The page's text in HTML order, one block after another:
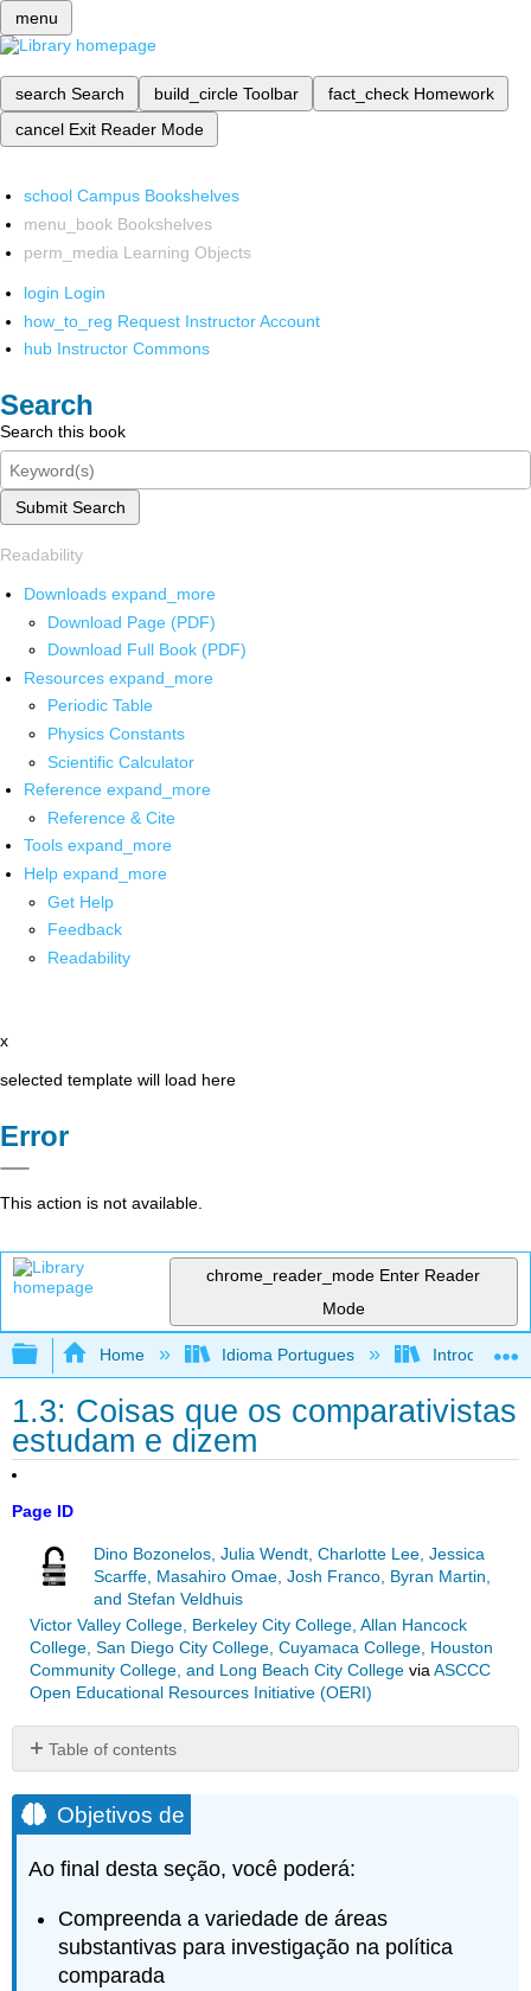
menu
search Search build_circle Toolbar fact_check Homework
cancel Exit Reader Mode
school Campus Bookshelves
menu_book Bookshelves
perm_media Learning Objects
login Login
how_to_reg Request Instructor Account
hub Instructor Commons
Search
Search this book
Submit Search
Readability
Downloads expand_more
Download Page (PDF)
Download Full Book (PDF)
Resources expand_more
Periodic Table
Physics Constants
Scientific Calculator
Reference expand_more
Reference & Cite
Tools expand_more
Help expand_more
Get Help
Feedback
Readability
x
selected template will load here
Error
This action is not available.
chrome_reader_mode Enter Reader
Mode
Expand/collapse global hierarchy
Home Idioma Portugues Introdução
1.3: Coisas que os comparativistas
estudam e dizem
Page ID
Dino Bozonelos, Julia Wendt, Charlotte Lee, Jessica
Scarffe, Masahiro Omae, Josh Franco, Byran Martin,
and Stefan Veldhuis
Victor Valley College, Berkeley City College, Allan Hancock
College, San Diego City College, Cuyamaca College, Houston
Community College, and Long Beach City Collegevia ASCCC
Open Educational Resources Initiative (OERI)
Table of contents
de
Abordando
este
livro
Organização
deste
livro
Objetivos de
Ao final desta seção, você poderá:
Compreenda a variedade de áreas
substantivas para investigação na política
comparada